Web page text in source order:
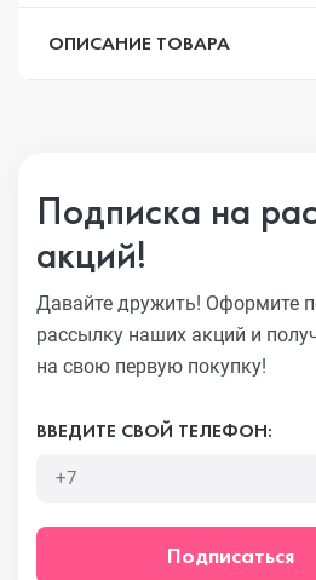
ОПИСАНИЕ ТОВАРА
Подписка на
акций!
Давайте дружить! Оформите
рассылку наших акций и
на свою первую покупку!
ВВЕДИТЕ СВОЙ ТЕЛЕФОН:
Подписаться